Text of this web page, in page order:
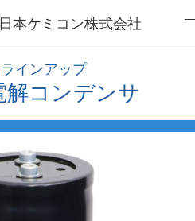
日本ケミコン株式会社
インアップ
解コンデンサ